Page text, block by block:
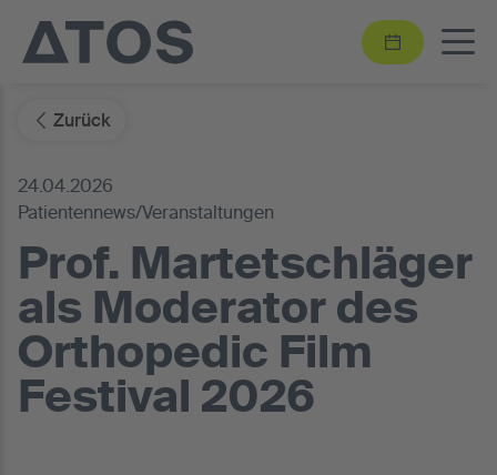
Zurück
24.04.2026
Patientennews/Veranstaltungen
Prof. Martetschläger
als Moderator des
Orthopedic Film
Festival 2026